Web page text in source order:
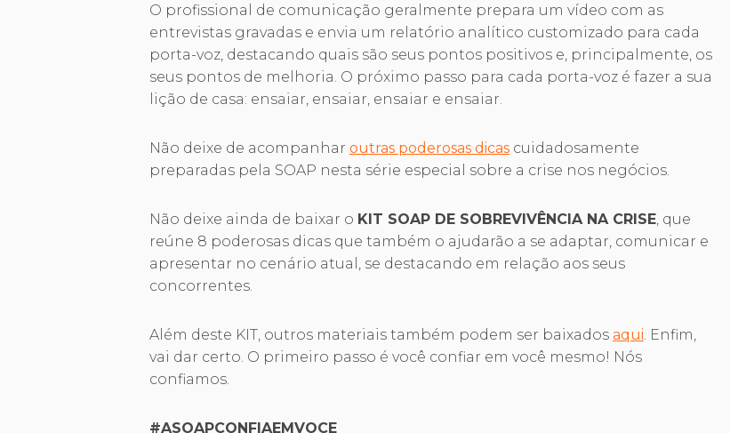
O profissional de comunicação geralmente prepara um vídeo com as
entrevistas gravadas e envia um relatório analítico customizado para cada
porta-voz, destacando quais são seus pontos positivos e, principalmente, os
seus pontos de melhoria. O próximo passo para cada porta-voz é fazer a sua
lição de casa: ensaiar, ensaiar, ensaiar e ensaiar.
Não deixe de acompanhar outras poderosas dicas cuidadosamente
preparadas pela SOAP nesta série especial sobre a crise nos negócios.
Não deixe ainda de baixar o KIT SOAP DE SOBREVIVÊNCIA NA CRISE, que
reúne 8 poderosas dicas que também o ajudarão a se adaptar, comunicar e
apresentar no cenário atual, se destacando em relação aos seus
concorrentes.
Além deste KIT, outros materiais também podem ser baixados aqui. Enfim,
vai dar certo. O primeiro passo é você confiar em você mesmo! Nós
confiamos.
#ASOAPCONFIAEMVOCE